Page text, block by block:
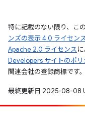
特に記載のない限り、こ
ンズの表示 4.0 ライセン
Apache 2.0 ライセンス
Developers サイトのポリ
関連会社の登録商標です。
最終更新日 2025-08-08